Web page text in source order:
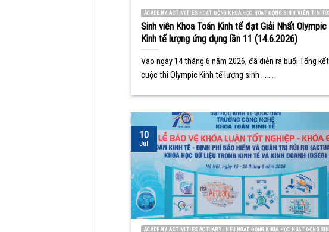
ACADEMY ACTIVITIES HOẠT ĐỘNG KHOA HỌC HOẠT ĐỘNG SINH VIÊN TIN
Sinh viên Khoa Toán Kinh tế đạt Giải Nhất Olympic
Kinh tế lượng ứng dụng lần 11 (14.6.2026)
Vào ngày 14 tháng 6 năm 2026, đã diễn ra buổi Tổng kết
cuộc thi Olympic Kinh tế lượng sinh ... ...
ACADEMY ACTIVITIES ACTUARY - NEU HOẠT ĐỘNG KHOA HỌC HOẠT ĐỘNG
10
Jul